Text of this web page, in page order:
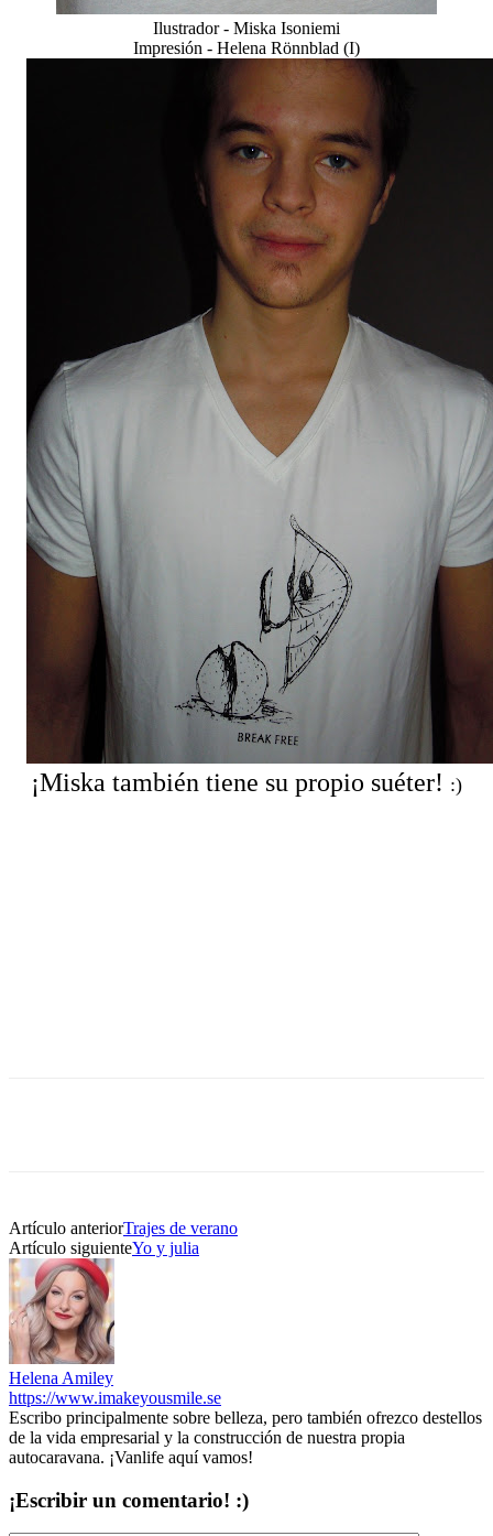
Ilustrador - Miska Isoniemi
Impresión - Helena Rönnblad (I)
¡Miska también tiene su propio suéter! :)
Artículo anteriorTrajes de verano
Artículo siguienteYo y julia
Helena Amiley
https://www.imakeyousmile.se
Escribo principalmente sobre belleza, pero también ofrezco destellos
de la vida empresarial y la construcción de nuestra propia
autocaravana. ¡Vanlife aquí vamos!
¡Escribir un comentario! :)